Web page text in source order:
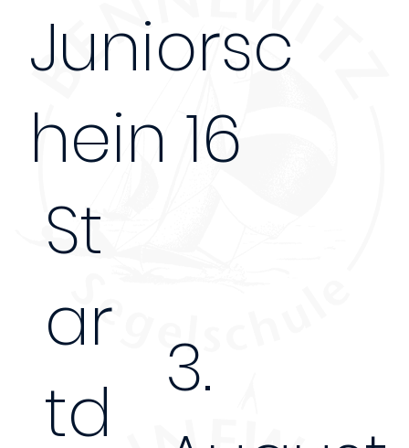
St
ar
td
3.
Juniorsc
hein 16